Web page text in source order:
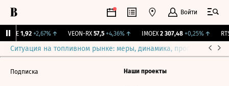
Войти
1,92 +2,67%↑ VEON-RX 57,5 +4,36%↑ IMOEX 2 307,48 +0,25%↑
Ситуация на топливном рынке: меры, динамика, прогнозы
Подписка Наши проекты